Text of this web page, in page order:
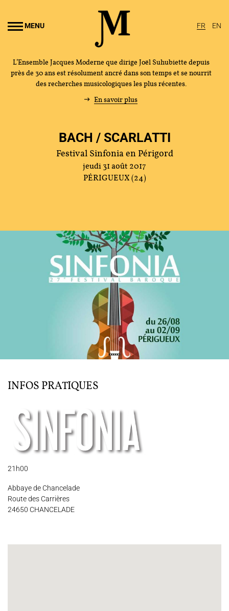
MENU FR EN
L'ENSEMBLE JACQUES MODERNE
JOËL SUHUBIETTE
AGENDA
PROGRAMMES
MÉDIATION CULTURELLE
Rechercher
L’Ensemble Jacques Moderne que dirige Joël Suhubiette depuis
près de 30 ans est résolument ancré dans son temps et se nourrit
des recherches musicologiques les plus récentes.
En savoir plus
BACH / SCARLATTI
Festival Sinfonia en Périgord
jeudi 31 août 2017
PÉRIGUEUX (24)
INFOS PRATIQUES
21h00
Abbaye de Chancelade
Route des Carrières
24650 CHANCELADE